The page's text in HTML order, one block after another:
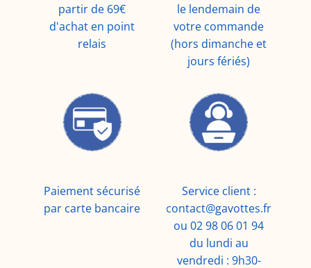
partir de 69€
d'achat en point
relais
le lendemain de
votre commande
(hors dimanche et
jours fériés)
Paiement sécurisé
par carte bancaire
Service client :
contact@gavottes.fr
ou 02 98 06 01 94
du lundi au
vendredi : 9h30-